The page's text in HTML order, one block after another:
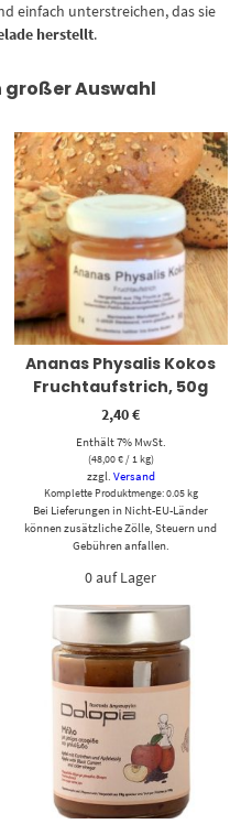
einfach unterstreichen, das sie
herstellt.
Auswahl
Ananas Physalis Kokos
Fruchtaufstrich, 50g
2,40€
Enthält 7% MwSt.
(48,00€/ 1 kg)
zzgl. Versand
Komplette Produktmenge: 0.05 kg
Bei Lieferungen in Nicht-EU-Länder
können zusätzliche Zölle, Steuern und
Gebühren anfallen.
0 auf Lager